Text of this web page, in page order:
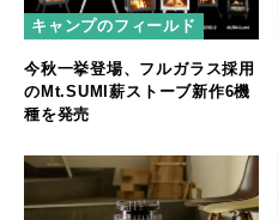
キャンプのフィールド
今秋一挙登場、フルガラス採用
のMt.SUMI薪ストーブ新作6機
種を発売